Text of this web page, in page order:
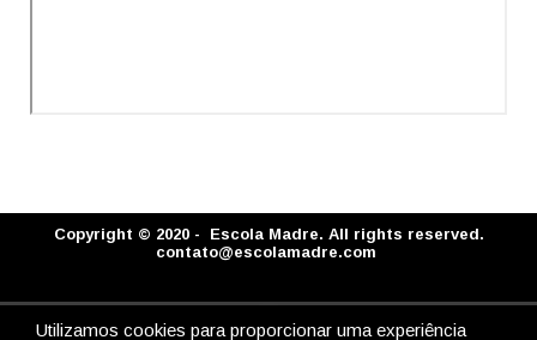
Copyright © 2020 - Escola Madre. All rights reserved.
contato@escolamadre.com
Utilizamos cookies para proporcionar uma experiência